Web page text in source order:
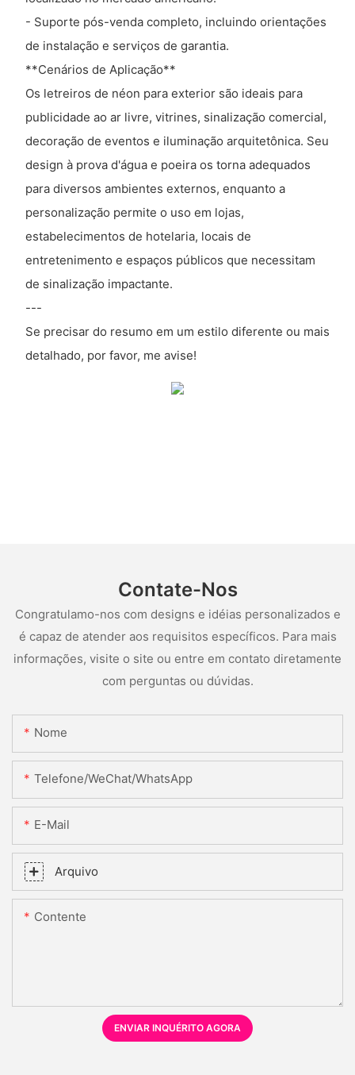
- Suporte pós-venda completo, incluindo orientações
de instalação e serviços de garantia.
**Cenários de Aplicação**
Os letreiros de néon para exterior são ideais para
publicidade ao ar livre, vitrines, sinalização comercial,
decoração de eventos e iluminação arquitetônica. Seu
design à prova d'água e poeira os torna adequados
para diversos ambientes externos, enquanto a
personalização permite o uso em lojas,
estabelecimentos de hotelaria, locais de
entretenimento e espaços públicos que necessitam
de sinalização impactante.
---
Se precisar do resumo em um estilo diferente ou mais
detalhado, por favor, me avise!
Contate-Nos
Congratulamo-nos com designs e idéias personalizados e
é capaz de atender aos requisitos específicos. Para mais
informações, visite o site ou entre em contato diretamente
com perguntas ou dúvidas.
Nome
Telefone/WeChat/WhatsApp
E-Mail
Arquivo
Contente
ENVIAR INQUÉRITO AGORA